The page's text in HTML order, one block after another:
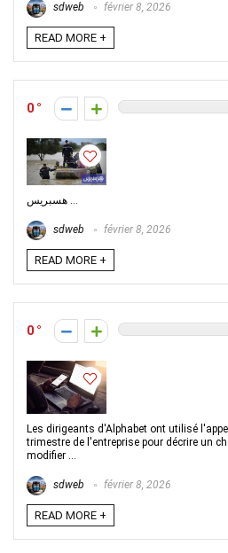
sdweb février 8, 2026
READ MORE +
0
هسبريس ...
sdweb février 8, 2026
READ MORE +
0
Les dirigeants d'Alphabet ont utilisé
trimestre de l'entreprise pour décrire un
modifier ...
sdweb février 8, 2026
READ MORE +